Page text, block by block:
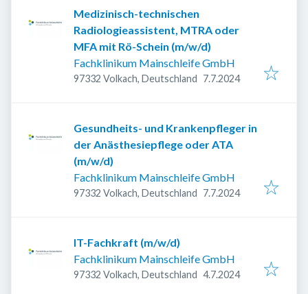
Medizinisch-technischen
Radiologieassistent, MTRA oder
MFA mit Rö-Schein (m/w/d)
Fachklinikum Mainschleife GmbH
97332 Volkach, Deutschland Veröffentlicht :
7.7.2024
Gesundheits- und Krankenpfleger in
der Anästhesiepflege oder ATA
(m/w/d)
Fachklinikum Mainschleife GmbH
97332 Volkach, Deutschland Veröffentlicht :
7.7.2024
IT-Fachkraft (m/w/d)
Fachklinikum Mainschleife GmbH
97332 Volkach, Deutschland Veröffentlicht :
4.7.2024